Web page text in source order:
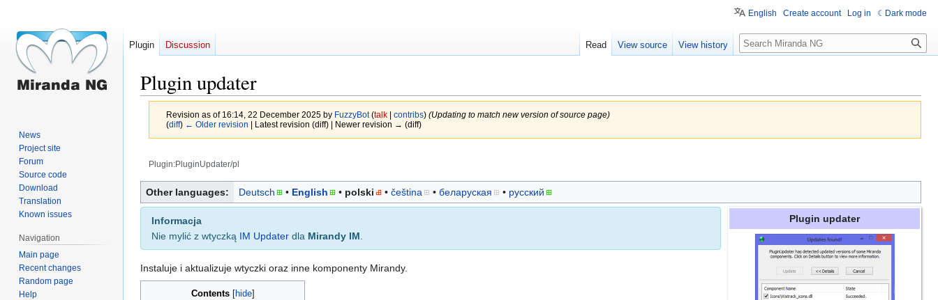
Plugin updater
Revision as of 16:14, 22 December 2025 by FuzzyBot (talk| contribs) (Updating to match new version of source page)
(diff) ← Older revision | Latest revision (diff) | Newer revision → (diff)
Plugin:PluginUpdater/pl
Jump
to
navigation
Jump
to
search
Other languages: Deutsch English polski čeština беларуская русский
Plugin updater
Informacja
Nie mylić z wtyczką IM Updater dla Mirandy IM
Instaluje i aktualizuje wtyczki oraz inne komponenty Mirandy.
Contents
English Create account Log in Dark mode
Plugin Discussion Read View source View history Search
News
Project site
Forum
Source code
Download
Translation
Known issues
Navigation
Main page
Recent changes
Random page
Help